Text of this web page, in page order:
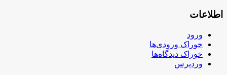
اطلاعات
ورود
خوراک ورودی‌ها
خوراک دیدگاه‌ها
وردپرس